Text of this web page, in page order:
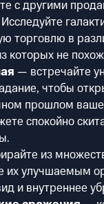
с другими
торговлю в
которых не
— встречайте
чтобы
прошлом
спокойно
из
их улучшаемым
и внутреннее